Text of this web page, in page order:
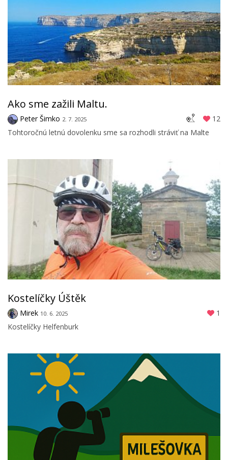
Ako sme zažili Maltu.
Peter Šimko 2. 7. 2025
12
Tohtoročnú letnú dovolenku sme sa rozhodli stráviť na Malte
Kostelíčky Úštěk
Mirek 10. 6. 2025
1
Kostelíčky Helfenburk